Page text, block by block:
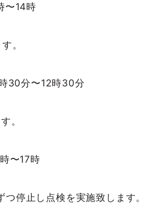
〜14時
。
30分〜12時30分
。
〜17時
つ停止し点検を実施致します。